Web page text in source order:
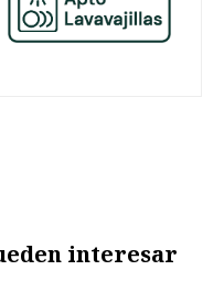
interesar